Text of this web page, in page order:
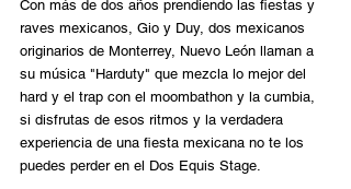
Con más de dos años prendiendo las fiestas y
raves mexicanos, Gio y Duy, dos mexicanos
originarios de Monterrey, Nuevo León llaman a
su música "Harduty" que mezcla lo mejor del
hard y el trap con el moombathon y la cumbia,
si disfrutas de esos ritmos y la verdadera
experiencia de una fiesta mexicana no te los
puedes perder en el Dos Equis Stage.